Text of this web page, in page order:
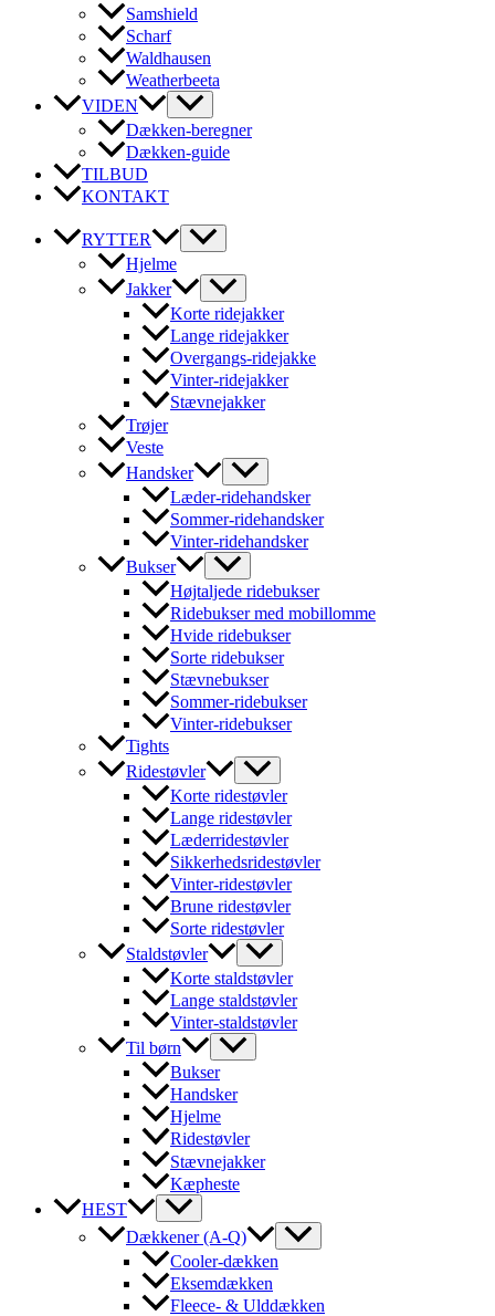
Samshield
Scharf
Waldhausen
Weatherbeeta
VIDEN
Dækken-beregner
Dækken-guide
TILBUD
KONTAKT
RYTTER
Hjelme
Jakker
Korte ridejakker
Lange ridejakker
Overgangs-ridejakke
Vinter-ridejakker
Stævnejakker
Trøjer
Veste
Handsker
Læder-ridehandsker
Sommer-ridehandsker
Vinter-ridehandsker
Bukser
Højtaljede ridebukser
Ridebukser med mobillomme
Hvide ridebukser
Sorte ridebukser
Stævnebukser
Sommer-ridebukser
Vinter-ridebukser
Tights
Ridestøvler
Korte ridestøvler
Lange ridestøvler
Læderridestøvler
Sikkerhedsridestøvler
Vinter-ridestøvler
Brune ridestøvler
Sorte ridestøvler
Staldstøvler
Korte staldstøvler
Lange staldstøvler
Vinter-staldstøvler
Til børn
Bukser
Handsker
Hjelme
Ridestøvler
Stævnejakker
Kæpheste
HEST
Dækkener (A-Q)
Cooler-dækken
Eksemdækken
Fleece- & Ulddækken